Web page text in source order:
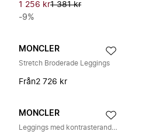
1 256 kr1 381 kr
-9%
MONCLER
Stretch Broderade Leggings
Från2 726 kr
MONCLER
Leggings med kontrasterande sidoband